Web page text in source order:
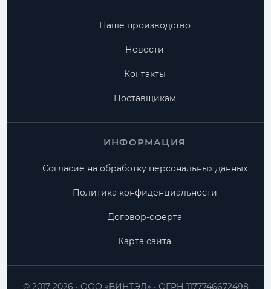
Наше производство
Новости
Контакты
Поставщикам
ИНФОРМАЦИЯ
Согласие на обработку персональных данных
Политика конфиденциальности
Договор-оферта
Карта сайта
ООО «ВИНТЭЛ» ОГРН 1177746672498
© 2017-2026